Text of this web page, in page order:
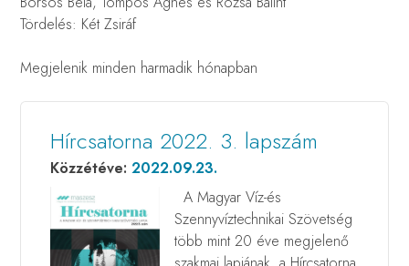
Tördelés: Két Zsiráf
Megjelenik minden harmadik hónapban
Hírcsatorna 2022. 3. lapszám
Közzétéve:2022.09.23.
A Magyar Víz-és
Szennyvíztechnikai Szövetség
több mint 20 éve megjelenő